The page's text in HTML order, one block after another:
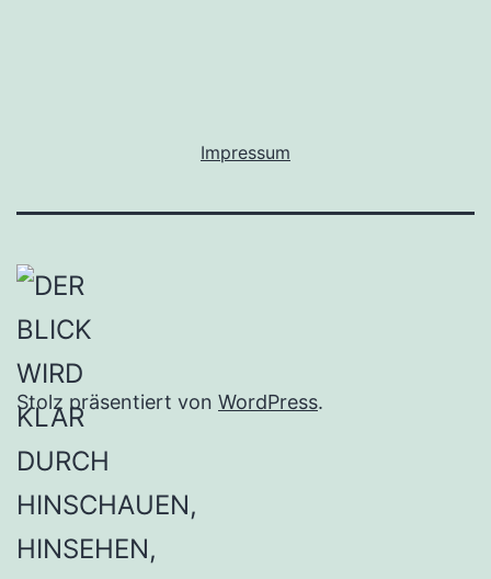
Impressum
Stolz präsentiert von WordPress.